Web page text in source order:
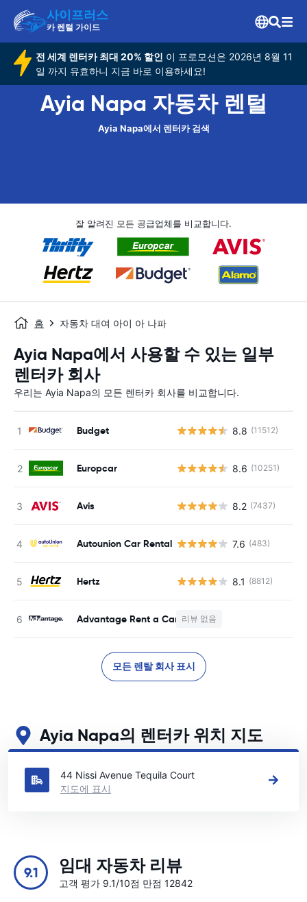
사이프러스
카 렌털 가이드
전 세계 렌터카 최대 20% 할인 이 프로모션은 2026년 8월 11
일 까지 유효하니 지금 바로 이용하세요!
Ayia Napa 자동차 렌털
Ayia Napa에서 렌터카 검색
잘 알려진 모든 공급업체를 비교합니다.
홈 자동차 대여 아이 아 나파
Ayia Napa에서 사용할 수 있는 일부
렌터카 회사
우리는 Ayia Napa의 모든 렌터카 회사를 비교합니다.
Budget 8.8 (11512)
Europcar 8.6 (10251)
Avis 8.2 (7437)
Autounion Car Rental 7.6 (483)
Hertz 8.1 (8812)
Advantage Rent a Car 리뷰 없음
모든 렌탈 회사 표시
Ayia Napa의 렌터카 위치 지도
Ayia Napa의 주요 렌터카 영업소 보기
44 Nissi Avenue Tequila Court
지도에 표시
9.1 임대 자동차 리뷰
고객 평가 9.1/10점 만점 12842